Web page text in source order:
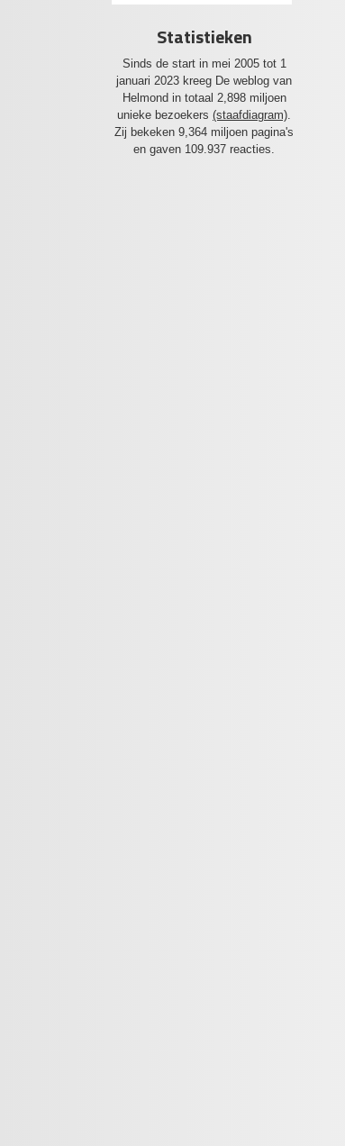
Statistieken
Sinds de start in mei 2005 tot 1
januari 2023 kreeg De weblog van
Helmond in totaal 2,898 miljoen
unieke bezoekers (staafdiagram)
Zij bekeken 9,364 miljoen pagina's
en gaven 109.937 reacties.